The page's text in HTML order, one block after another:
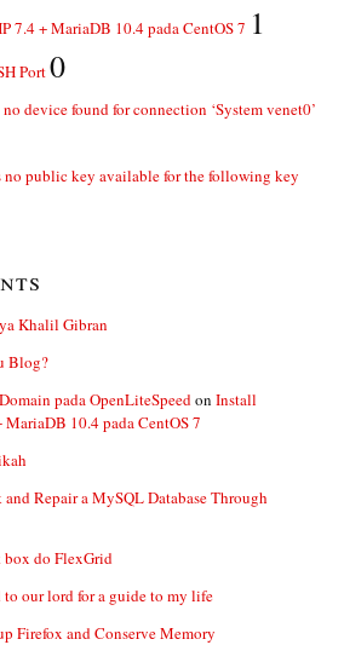
7.4 + MariaDB 10.4 pada CentOS 7 1
Port0
device found for connection ‘System venet0’
no public key available for the following key
Khalil Gibran
Blog?
pada OpenLiteSpeedon Install
MariaDB 10.4 pada CentOS 7
Repair a MySQL Database Through
box do FlexGrid
to our lord for a guide to my life
Firefox and Conserve Memory